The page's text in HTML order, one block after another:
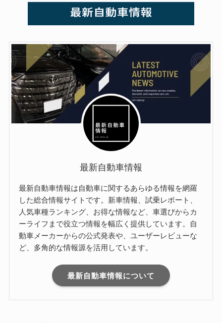
最新自動車情報
最新自動車情報は自動車に関するあらゆる情報を網羅
した総合情報サイトです。新車情報、試乗レポート、
人気車種ランキング、お得な情報など、車選びからカ
ーライフまで役立つ情報を幅広く提供しています。自
動車メーカーからの公式発表や、ユーザーレビューな
ど、多角的な情報源を活用しています。
最新自動車情報について